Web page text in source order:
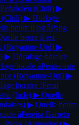
Peñalolén (Chili) ▶
(Chili) ▶ Horloge
heure il est àPeng
heure il est
(Royaume-Uni) ▶
▶ Décalage horaire
locale àPentecoste
(Royaume-Uni) ▶
horaire :Perai
(Inde) ▶ Quelle
▶ Quelle heure
àPereira Barreto